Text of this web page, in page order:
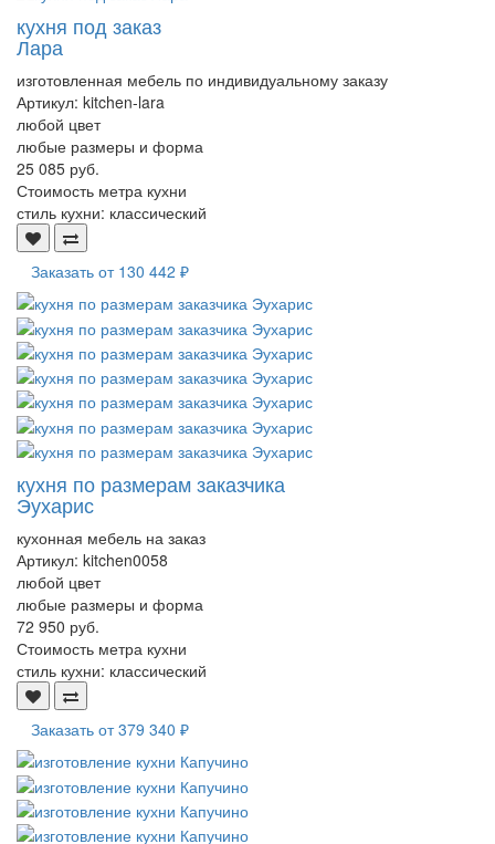
кухня под заказ
Лара
изготовленная мебель по индивидуальному заказу
Артикул: kitchen-lara
любой цвет
любые размеры и форма
25 085 руб.
Стоимость метра кухни
стиль кухни: классический
Заказать от 130 442 ₽
кухня по размерам заказчика
Эухарис
кухонная мебель на заказ
Артикул: kitchen0058
любой цвет
любые размеры и форма
72 950 руб.
Стоимость метра кухни
стиль кухни: классический
Заказать от379 340 ₽